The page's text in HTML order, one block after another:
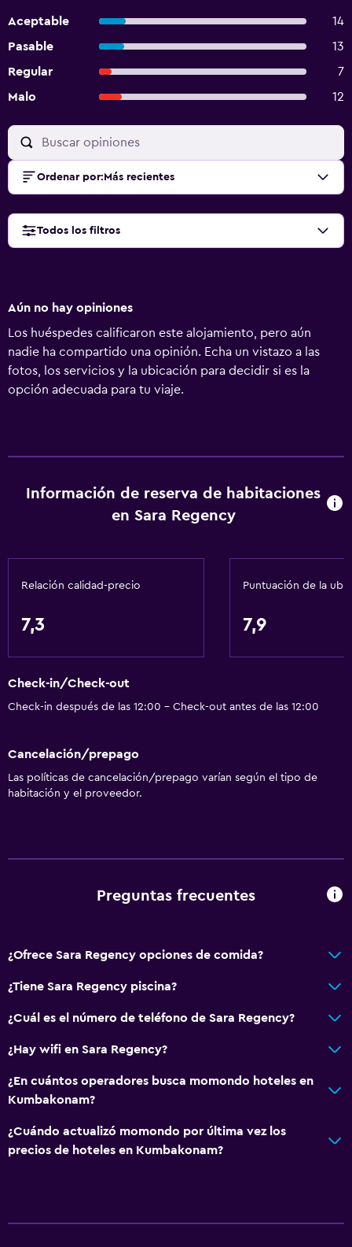
Aceptable
14
Pasable
13
Regular
7
Malo
12
Ordenar por: Más recientes
Todos los filtros
Aún no hay opiniones
Los huéspedes calificaron este alojamiento, pero aún
nadie ha compartido una opinión. Echa un vistazo a las
fotos, los servicios y la ubicación para decidir si es la
opción adecuada para tu viaje.
Información de reserva de habitaciones
en Sara Regency
Relación calidad-precio
7,3
Puntuación de la
7,9
Check-in/Check-out
Check-in después de las 12:00 - Check-out antes de las 12:00
Cancelación/prepago
Las políticas de cancelación/prepago varían según el tipo de
habitación y el proveedor.
Preguntas frecuentes
¿Ofrece Sara Regency opciones de comida?
¿Tiene Sara Regency piscina?
¿Cuál es el número de teléfono de Sara Regency?
¿Hay wifi en Sara Regency?
¿En cuántos operadores busca momondo hoteles en
Kumbakonam?
¿Cuándo actualizó momondo por última vez los
precios de hoteles en Kumbakonam?